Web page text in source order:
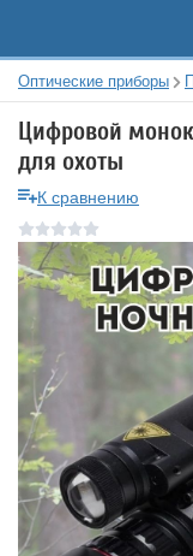
Оптические приборы
Цифровой
для охоты
К сравнению